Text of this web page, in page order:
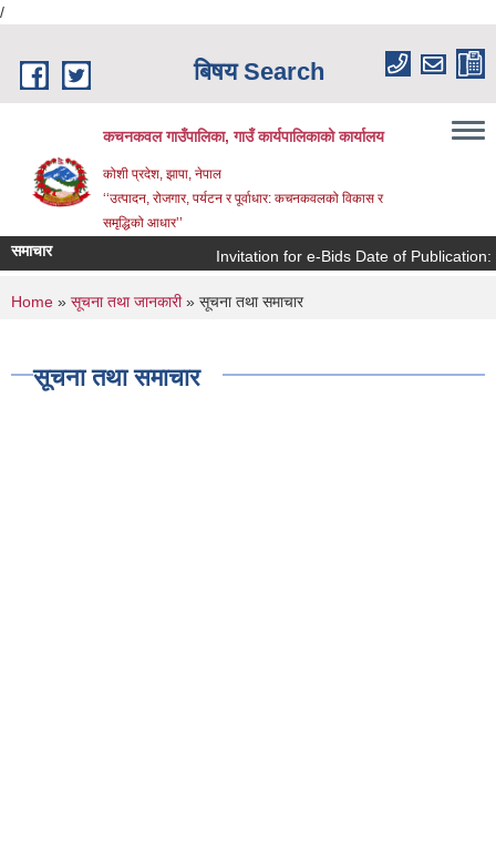
/
बिषय Search
कचनकवल गाउँपालिका, गाउँ कार्यपालिकाको कार्यालय
कोशी प्रदेश, झापा, नेपाल
‘‘उत्पादन, रोजगार, पर्यटन र पूर्वाधार: कचनकवलको विकास र
समृद्धिको आधार’’
समाचार Invitation for e-Bids Date of Publication:
You are here
Home » सूचना तथा जानकारी» सूचना तथा समाचार
सूचना तथा समाचार